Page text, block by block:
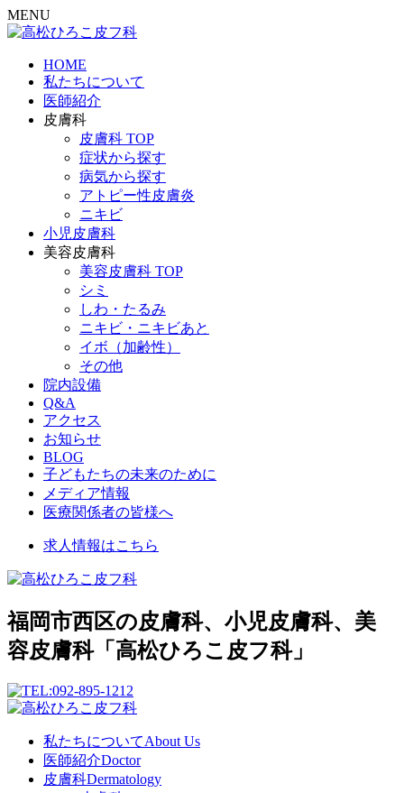
MENU
HOME
私たちについて
医師紹介
皮膚科
皮膚科 TOP
症状から探す
病気から探す
アトピー性皮膚炎
ニキビ
小児皮膚科
美容皮膚科
美容皮膚科 TOP
シミ
しわ・たるみ
ニキビ・ニキビあと
イボ（加齢性）
その他
院内設備
Q&A
アクセス
お知らせ
BLOG
子どもたちの未来のために
メディア情報
医療関係者の皆様へ
求人情報はこちら
福岡市西区の皮膚科、小児皮膚科、美
容皮膚科「高松ひろこ皮フ科」
私たちについてAbout Us
医師紹介Doctor
皮膚科Dermatology